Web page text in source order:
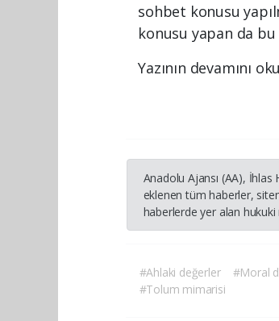
sohbet konusu
konusu yapan da
Yazının devamını
Anadolu Ajansı (AA),
eklenen tüm haberler,
haberlerde yer alan
#Ahlaki değerler #Moral
#Tolum mimarisi